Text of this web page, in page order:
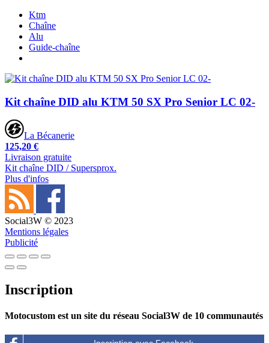
Ktm
Chaîne
Alu
Guide-chaîne
Kit chaîne DID alu KTM 50 SX Pro Senior LC 02-
La Bécanerie
125,20 €
Livraison gratuite
Kit chaîne DID / Supersprox.
Plus d'infos
Social3W © 2023
Mentions légales
Publicité
Inscription
Motocustom est un site du réseau Social3W de 10 communautés